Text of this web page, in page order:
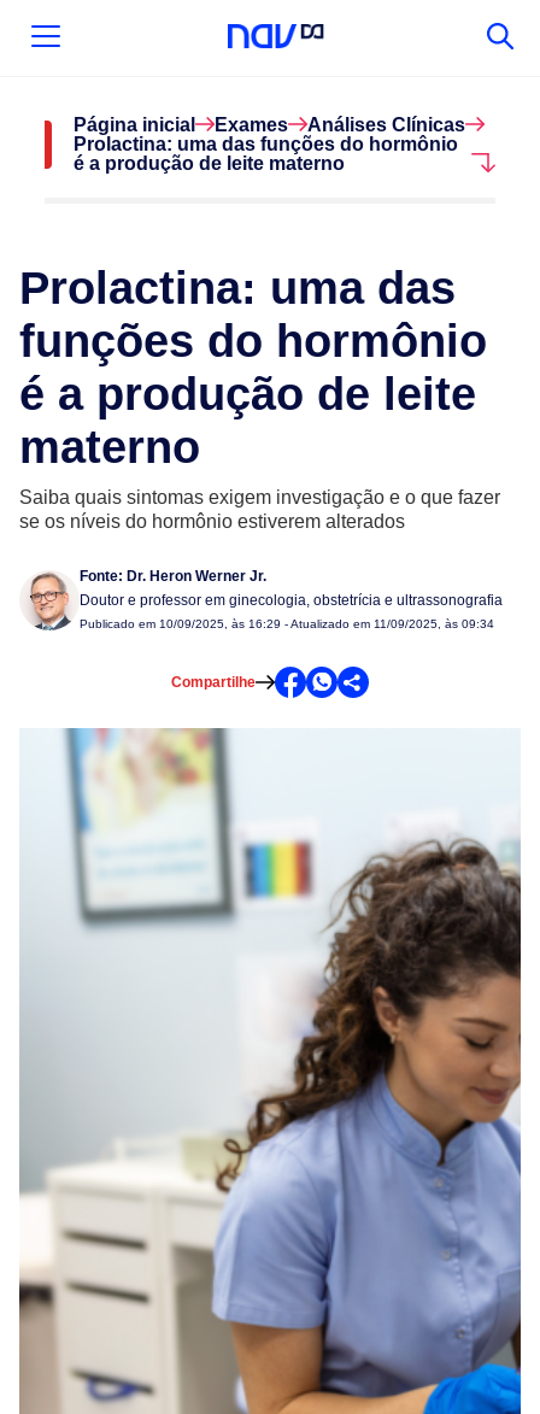
Página inicial Exames
Análises Clínicas
Prolactina: uma das funções do hormônio
é a produção de leite materno
Prolactina: uma das
funções do hormônio
é a produção de leite
materno
Saiba quais sintomas exigem investigação e o que fazer
se os níveis do hormônio estiverem alterados
Fonte: Dr. Heron Werner Jr.
Doutor e professor em ginecologia, obstetrícia e ultrassonografia
Publicado em 10/09/2025, às 16:29 - Atualizado em 11/09/2025, às 09:34
Compartilhe